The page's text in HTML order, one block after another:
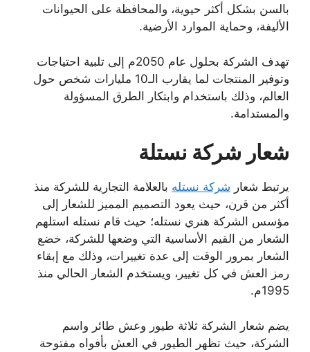
بالسن بشكل أكثر حيوية، والمحافظة على الحيوانات
الأليفة، وحماية الموارد الأرضية.
تهدف الشركة بحلول عام 2050م إلى تلبية احتياجات
وتوفير المنتجات لما يقارب الـ10 مليارات شخص حول
العالم، وذلك باستخدام وابتكار الطرق المسؤولة
والمستدامة.
شعار شركة نستلة
يرتبط شعار شركة نستله بالعلامة التجارية للشركة منذ
أكثر من قرن، حيث يعود التصميم المميز للشعار إلى
مؤسس الشركة هنري نستله؛ حيث قام نستله استلهم
الشعار من القيم الأساسية التي وضعها للشركة، خضع
الشعار بمرور الوقت إلى عدة تغييرات، وذلك مع إبقاء
رمز العش في كل تغيير، ويستخدم الشعار الحالي منذ
1995م.
يضم شعار الشركة ثلاثة طيور وعش طائر واسم
الشركة، حيث تظهر الطيور في العش بأفواه مفتوحة